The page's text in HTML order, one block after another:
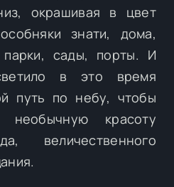
окрашивая в цвет
знати, дома,
парки, сады, порты. И
в это время
путь по небу, чтобы
необычную красоту
величественного